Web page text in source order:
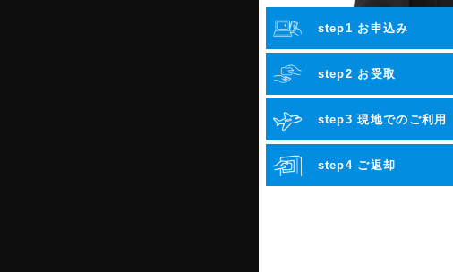
step1 お申込み
step2 お受取
step3 現地でのご利用
step4 ご返却